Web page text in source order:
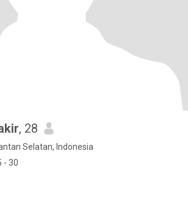
, 28
Selatan, Indonesia
- 30